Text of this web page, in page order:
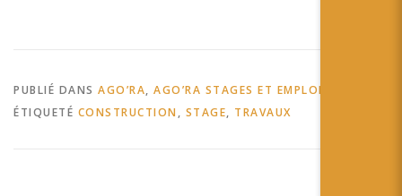
PUBLIÉ DANS AGO’RA, AGO’RA STAGES ET EMPLOIS
ÉTIQUETÉ CONSTRUCTION , STAGE, TRAVAUX